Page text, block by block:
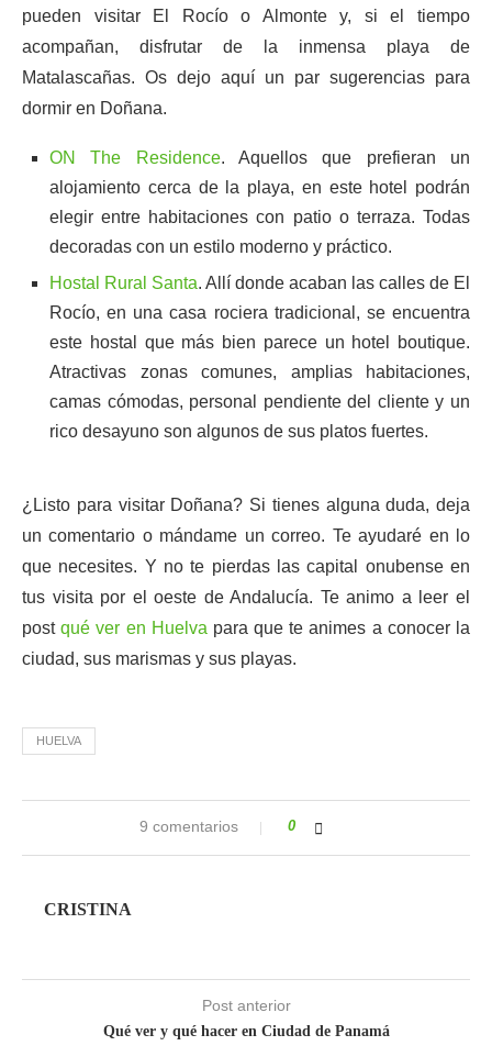
pueden visitar El Rocío o Almonte y, si el tiempo
acompañan, disfrutar de la inmensa playa de
Matalascañas. Os dejo aquí un par sugerencias para
dormir en Doñana.
ON The Residence. Aquellos que prefieran un
alojamiento cerca de la playa, en este hotel podrán
elegir entre habitaciones con patio o terraza. Todas
decoradas con un estilo moderno y práctico.
Hostal Rural Santa. Allí donde acaban las calles de El
Rocío, en una casa rociera tradicional, se encuentra
este hostal que más bien parece un hotel boutique.
Atractivas zonas comunes, amplias habitaciones,
camas cómodas, personal pendiente del cliente y un
rico desayuno son algunos de sus platos fuertes.
¿Listo para visitar Doñana? Si tienes alguna duda, deja
un comentario o mándame un correo. Te ayudaré en lo
que necesites. Y no te pierdas las capital onubense en
tus visita por el oeste de Andalucía. Te animo a leer el
postqué ver en Huelva para que te animes a conocer la
ciudad, sus marismas y sus playas.
HUELVA
9 comentarios 0
CRISTINA
Post anterior
Qué ver y qué hacer en Ciudad de Panamá